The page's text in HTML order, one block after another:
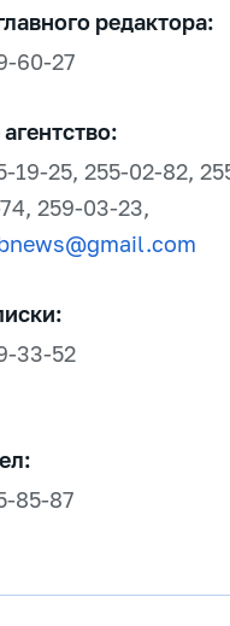
редактора:
60-27
19-25, 255-02-82,
259-03-23,
33-52
85-87